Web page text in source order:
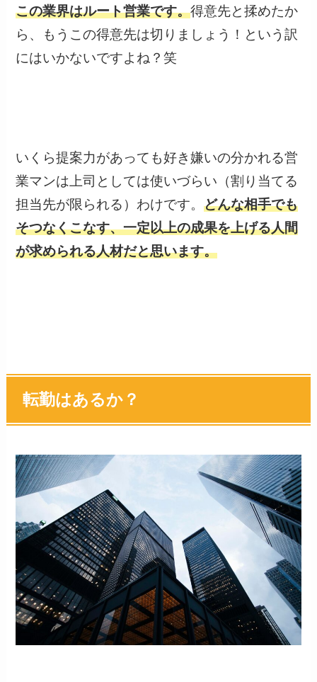
この業界はルート営業です。得意先と揉めたか
ら、もうこの得意先は切りましょう！という訳
にはいかないですよね？笑
いくら提案力があっても好き嫌いの分かれる営
業マンは上司としては使いづらい（割り当てる
担当先が限られる）わけです。どんな相手でも
そつなくこなす、一定以上の成果を上げる人間
が求められる人材だと思います。
転勤はあるか？